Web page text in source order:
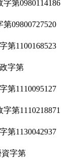
第0980114186
09800727520
第1100168523
字第
第1110095127
第1110218871
第1130042937
資字第